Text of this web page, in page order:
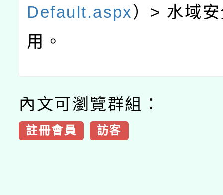
Default.aspx）> 水域
用。
內文可瀏覽群組：
註冊會員 訪客